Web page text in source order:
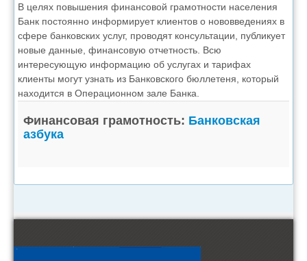
В целях повышения финансовой грамотности населения
Банк постоянно информирует клиентов о нововведениях в
сфере банковских услуг, проводят консультации, публикует
новые данные, финансовую отчетность. Всю
интересующую информацию об услугах и тарифах
клиенты могут узнать из Банковского бюллетеня, который
находится в Операционном зале Банка.
Финансовая грамотность: Банковская
азбука